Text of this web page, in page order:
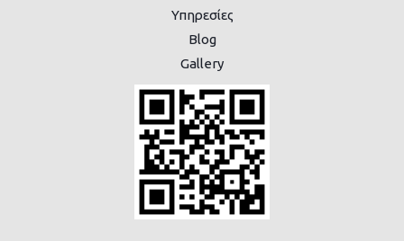
Υπηρεσίες
Blog
Gallery